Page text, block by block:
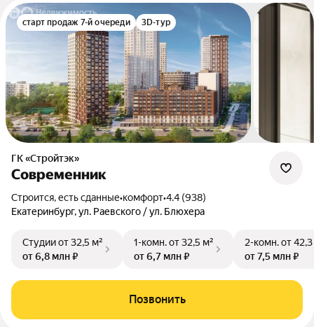
старт продаж 7-й очереди 3D-тур
ГК «Стройтэк»
Современник
Строится, есть сданные•комфорт•4.4 (938)
Екатеринбург, ул. Раевского / ул. Блюхера
Студииот 32,5 м²
от 6,8 млн ₽
1-комн.от 32,5 м²
от 6,7 млн ₽
2-комн.от
от 7,5 млн ₽
Позвонить